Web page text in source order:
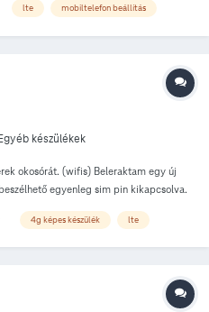
próbáltam az alap (wnw) meg a
nem adtak lehetőséget
lte mobiltelefon beállítás
készülékek
okosórát. (wifis) Beleraktam egy új
egyenleg sim pin kikapcsolva.
nyilak nincsenek. Megnézve az APN
is megjelennek, küld fogad adatot
hozzá tartozó app nem találja az óra
Valami a mobil net-tel nem jó. De ha
4g képes készülék lte